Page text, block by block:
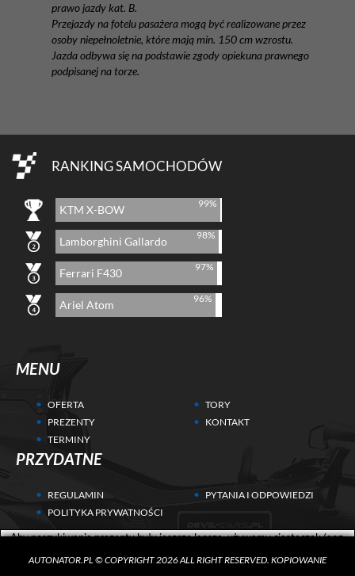
prawo jazdy kat. B.
Przejazdy na fotelu pasażera mogą być realizowane przez
osoby niepełnoletnie, które mają min. 150 cm wzrostu.
Jazda odbywa się na podstawie zgody opiekuna prawnego
podpisanej na torze.
RANKING SAMOCHODÓW
99%
KTM X-BOW
98%
Lamborghini Gallardo
97%
Ferrari F430
96%
Ariel Atom
MENU
OFERTA
PREZENTY
TERMINY
TORY
KONTAKT
PRZYDATNE
REGULAMIN
POLITYKA PRYWATNOŚCI
PYTANIA I ODPOWIEDZI
Aby poszukiwania prezentu były jeszcze lepsze, używamy ciasteczek (ang.
AUTONATOR.PL © COPYRIGHT 2026 ALL RIGHT RESERVED. KOPIOWANIE